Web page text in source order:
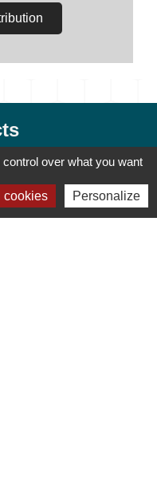
over what you want
cookies Personalize